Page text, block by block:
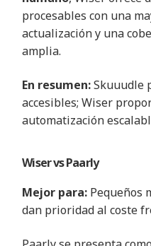
procesables con una
actualización y una
amplia.
En resumen:Skuuudle
accesibles; Wiser
automatización
Wiser vsPaarly
Mejor para: Pequeños
dan prioridad al coste